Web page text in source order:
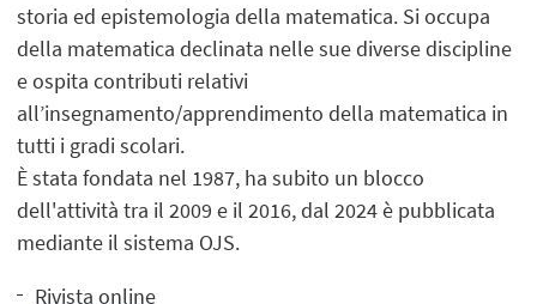
storia ed epistemologia della matematica. Si occupa
della matematica declinata nelle sue diverse discipline
e ospita contributi relativi
all’insegnamento/apprendimento della matematica in
tutti i gradi scolari.
È stata fondata nel 1987, ha subito un blocco
dell'attività tra il 2009 e il 2016, dal 2024 è pubblicata
mediante il sistema OJS.
Rivista online